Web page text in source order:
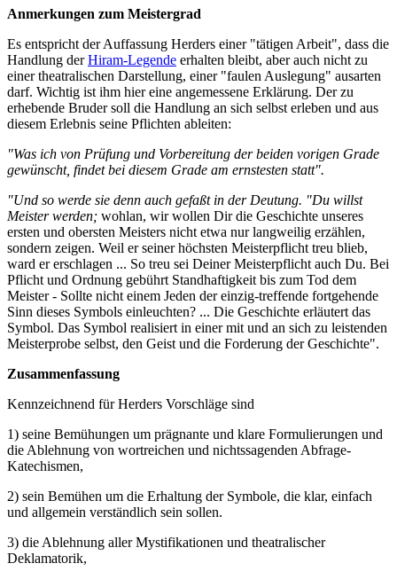
Anmerkungen zum Meistergrad
Es entspricht der Auffassung Herders einer "tätigen Arbeit", dass die
Handlung derHiram-Legende erhalten bleibt, aber auch nicht zu
einer theatralischen Darstellung, einer "faulen Auslegung" ausarten
darf. Wichtig ist ihm hier eine angemessene Erklärung. Der zu
erhebende Bruder soll die Handlung an sich selbst erleben und aus
diesem Erlebnis seine Pflichten ableiten:
"Was ich von Prüfung und Vorbereitung der beiden vorigen Grade
gewünscht, findet bei diesem Grade am ernstesten statt".
"Und so werde sie denn auch gefaßt in der Deutung. "Du willst
Meister werden; wohlan, wir wollen Dir die Geschichte unseres
ersten und obersten Meisters nicht etwa nur langweilig erzählen,
sondern zeigen. Weil er seiner höchsten Meisterpflicht treu blieb,
ward er erschlagen ... So treu sei Deiner Meisterpflicht auch Du. Bei
Pflicht und Ordnung gebührt Standhaftigkeit bis zum Tod dem
Meister - Sollte nicht einem Jeden der einzig-treffende fortgehende
Sinn dieses Symbols einleuchten? ... Die Geschichte erläutert das
Symbol. Das Symbol realisiert in einer mit und an sich zu leistenden
Meisterprobe selbst, den Geist und die Forderung der Geschichte".
Zusammenfassung
Kennzeichnend für Herders Vorschläge sind
1) seine Bemühungen um prägnante und klare Formulierungen und
die Ablehnung von wortreichen und nichtssagenden Abfrage-
Katechismen,
2) sein Bemühen um die Erhaltung der Symbole, die klar, einfach
und allgemein verständlich sein sollen.
3) die Ablehnung aller Mystifikationen und theatralischer
Deklamatorik,